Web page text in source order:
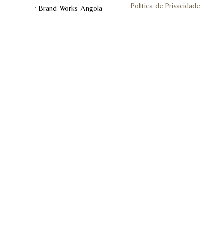
• Brand Works Angola
Política de Privacidade